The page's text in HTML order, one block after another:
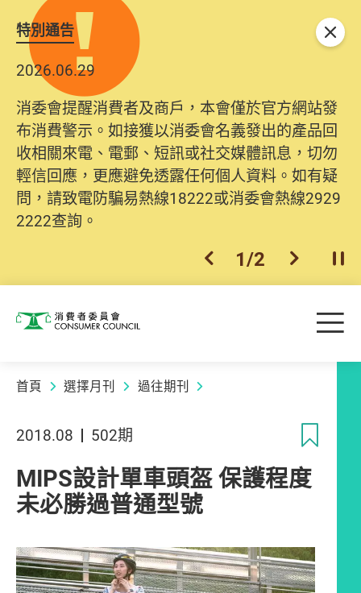
特別通告
2026.06.29
消委會提醒消費者及商戶，本會僅於官方網站發
布消費警示。如接獲以消委會名義發出的產品回
收相關來電、電郵、短訊或社交媒體訊息，切勿
輕信回應，更應避免透露任何個人資料。如有疑
問，請致電防騙易熱線18222或消委會熱線2929
2222查詢。
上一個
1/2 下一個開
關閉
消費者委員會 目
首頁 選擇月刊 過往期刊
2018.08 502期
MIPS設計單車頭盔 保護程度
未必勝過普通型號